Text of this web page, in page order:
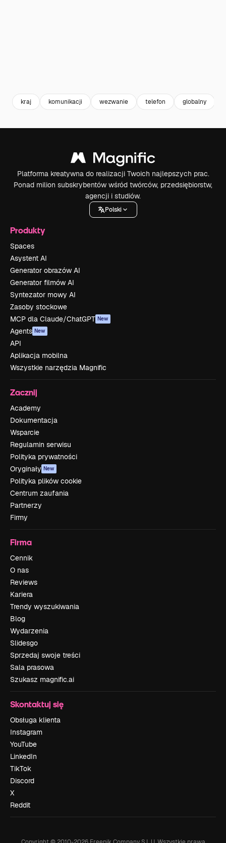
kraj komunikacji wezwanie telefon globalny
Platforma kreatywna do realizacji Twoich najlepszych prac.
Ponad milion subskrybentów wśród twórców, przedsiębiorstw,
agencji i studiów.
Polski
Produkty
Spaces
Asystent AI
Generator obrazów AI
Generator filmów AI
Syntezator mowy AI
Zasoby stockowe
MCP dla Claude/ChatGPT New
Agents New
API
Aplikacja mobilna
Wszystkie narzędzia Magnific
Zacznij
Academy
Dokumentacja
Wsparcie
Regulamin serwisu
Polityka prywatności
Oryginały New
Polityka plików cookie
Centrum zaufania
Partnerzy
Firmy
Firma
Cennik
O nas
Reviews
Kariera
Trendy wyszukiwania
Blog
Wydarzenia
Slidesgo
Sprzedaj swoje treści
Sala prasowa
Szukasz magnific.ai
Skontaktuj się
Obsługa klienta
Instagram
YouTube
LinkedIn
TikTok
Discord
X
Reddit